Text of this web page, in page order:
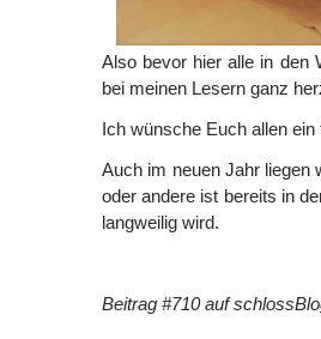
Also bevor hier alle in den
bei meinen Lesern ganz
Ich wünsche Euch allen
Auch im neuen Jahr liegen
oder andere ist bereits in
langweilig wird.
Beitrag #710 auf